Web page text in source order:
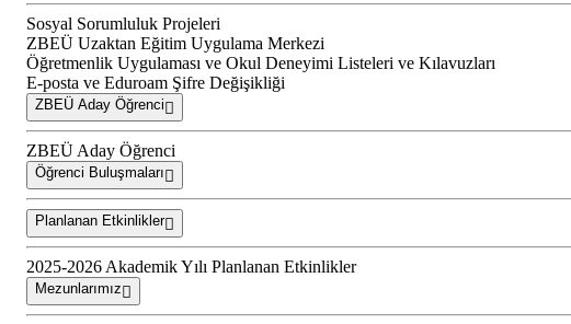
Sosyal Sorumluluk Projeleri
ZBEÜ Uzaktan Eğitim Uygulama Merkezi
Öğretmenlik Uygulaması ve Okul Deneyimi Listeleri ve Kılavuzları
E-posta ve Eduroam Şifre Değişikliği
ZBEÜ Aday Öğrenci
ZBEÜ Aday Öğrenci
Öğrenci Buluşmaları
Planlanan Etkinlikler
2025-2026 Akademik Yılı Planlanan Etkinlikler
Mezunlarımız